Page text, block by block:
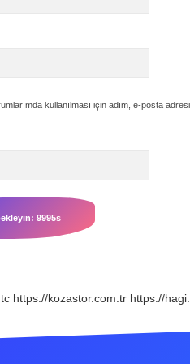
kullanılması için adım, e-posta
https://kozastor.com.tr https://